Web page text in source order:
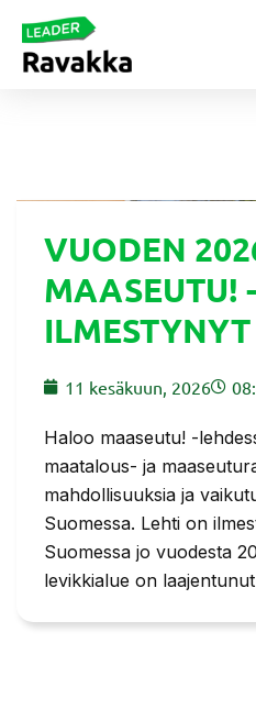
VUODEN
MAASEUTU!
ILMESTYNYT
11 kesäkuun, 2026
Haloo maaseutu! -
maatalous- ja
mahdollisuuksia ja
Suomessa. Lehti on
Suomessa jo vuodesta
levikkialue on laajentunut